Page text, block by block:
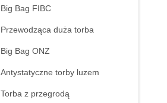
Big Bag FIBC
Przewodząca duża torba
Big Bag ONZ
Antystatyczne torby luzem
Torba z przegrodą